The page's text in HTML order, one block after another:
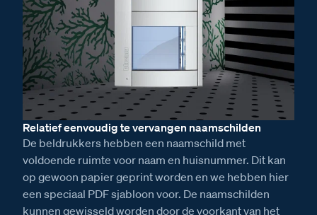
Relatief eenvoudig te vervangen naamschilden
De beldrukkers hebben een naamschild met
voldoende ruimte voor naam en huisnummer. Dit kan
op gewoon papier geprint worden en we hebben hier
een speciaal PDF sjabloon voor. De naamschilden
kunnen gewisseld worden door de voorkant van het